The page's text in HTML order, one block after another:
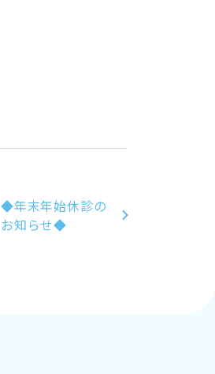
◆年末年始休診の
お知らせ◆